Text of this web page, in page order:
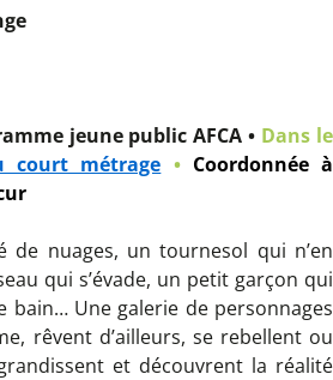
jeune public AFCA • Dans le
court métrage •Coordonnée à
de nuages, un tournesol qui n’en
qui s’évade, un petit garçon qui
bain… Une galerie de personnages
rêvent d’ailleurs, se rebellent ou
et découvrent la réalité